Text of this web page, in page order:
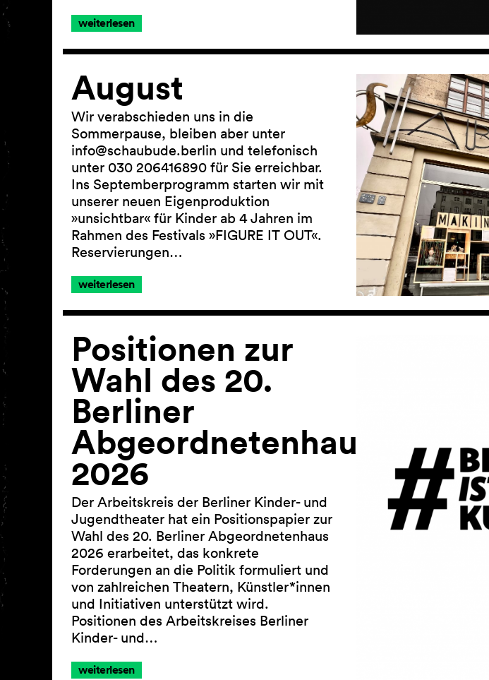
weiterlesen
August
Wir verabschieden uns in die
Sommerpause, bleiben aber unter
info@schaubude.berlin und telefonisch
unter 030 206416890 für Sie erreichbar.
Ins Septemberprogramm starten wir mit
unserer neuen Eigenproduktion
»unsichtbar« für Kinder ab 4 Jahren im
Rahmen des Festivals »FIGURE IT OUT«.
Reservierungen…
weiterlesen
Positionen zur
Wahl des 20.
Berliner
Abgeordnetenhaus
2026
Der Arbeitskreis der Berliner Kinder- und
Jugendtheater hat ein Positionspapier zur
Wahl des 20. Berliner Abgeordnetenhaus
2026 erarbeitet, das konkrete
Forderungen an die Politik formuliert und
von zahlreichen Theatern, Künstler*innen
und Initiativen unterstützt wird.
Positionen des Arbeitskreises Berliner
Kinder- und…
weiterlesen